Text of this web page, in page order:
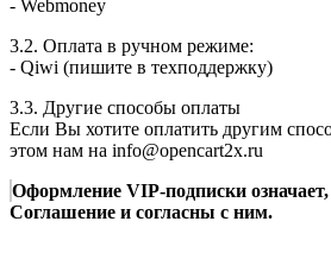
- Webmoney
3.2. Оплата в ручном режиме:
- Qiwi (пишите в техподдержку)
3.3. Другие способы оплаты
Если Вы хотите оплатить другим
этом нам на info@opencart2x.ru
Оформление VIP-подписки
Соглашение и согласны с ним.